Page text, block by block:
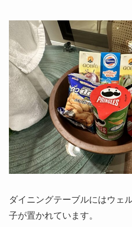
ダイニングテーブルにはウェ
子が置かれています。